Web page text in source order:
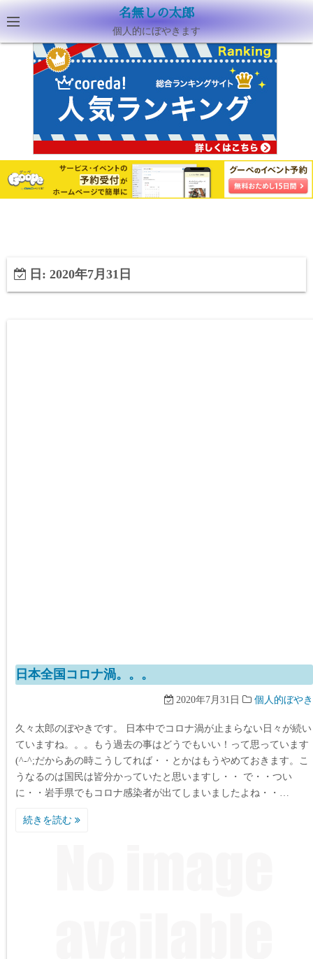
名無しの太郎
個人的にぼやきます
日: 2020年7月31日
日本全国コロナ渦。。。
2020年7月31日 個人的ぼやき
久々太郎のぼやきです。 日本中でコロナ渦が止まらない日々が続い
ていますね。。。もう過去の事はどうでもいい！って思っています
(^-^;だからあの時こうしてれば・・とかはもうやめておきます。こ
うなるのは国民は皆分かっていたと思いますし・・ で・・つい
に・・岩手県でもコロナ感染者が出てしまいましたよね・・…
続きを読む